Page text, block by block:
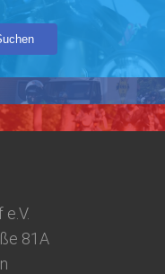
81A